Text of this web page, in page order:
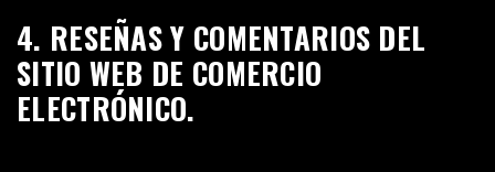
4. RESEÑAS Y COMENTARIOS DEL
SITIO WEB DE COMERCIO
ELECTRÓNICO.